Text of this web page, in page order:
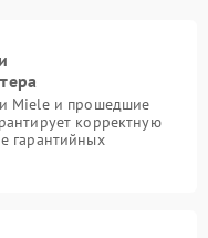
Miele и прошедшие
корректную
гарантийных